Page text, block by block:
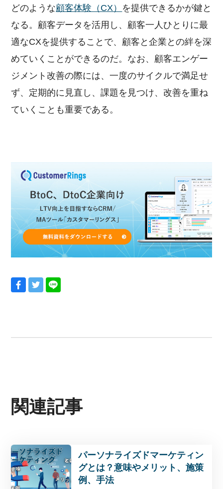
どのような顧客体験（CX） を提供できるかが鍵と
なる。顧客データを活用し、顧客一人ひとりに最
適なCXを提供することで、顧客と企業との絆を深
めていくことができるのだ。なお、顧客エンゲー
ジメント改善の際には、一度のサイクルで満足せ
ず、定期的に見直し、課題を見つけ、改善を重ね
ていくことも重要である。
関連記事
パーソナライズドマーケティン
グとは？意味やメリット、施策
例、手法